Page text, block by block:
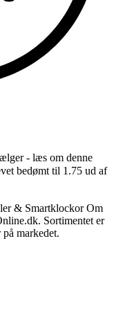
- læs om denne
bedømt til 1.75 ud af
& Smartklockor Om
Sortimentet er
markedet.